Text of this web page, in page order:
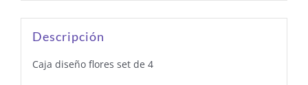
Descripción
Caja diseño flores set de 4